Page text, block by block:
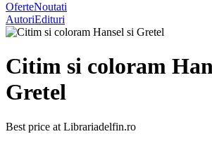
OferteNoutati
AutoriEdituri
Citim si coloram
Gretel
Best price at Librariadelfin.ro